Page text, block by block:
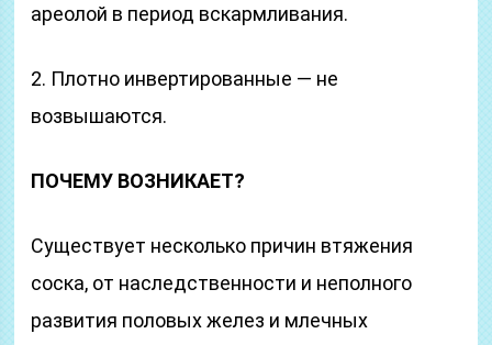
ареолой в период вскармливания.
2. Плотно инвертированные — не
возвышаются.
ПОЧЕМУ ВОЗНИКАЕТ?
Существует несколько причин втяжения
соска, от наследственности и неполного
развития половых желез и млечных